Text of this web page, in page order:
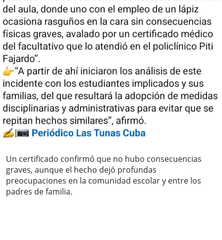
Un certificado confirmó que no hubo consecuencias
graves, aunque el hecho dejó profundas
preocupaciones en la comunidad escolar y entre los
padres de familia.